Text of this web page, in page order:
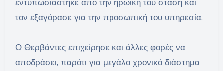
εντυπωσιάστηκε από την ηρωική του στάση και
τον εξαγόρασε για την προσωπική του υπηρεσία.
Ο Θερβάντες επιχείρησε και άλλες φορές να
αποδράσει, παρότι για μεγάλο χρονικό διάστημα